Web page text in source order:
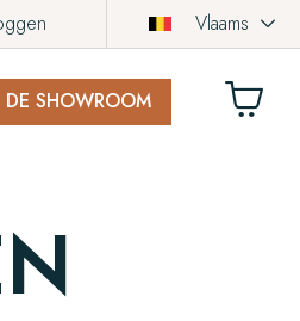
Vlaams
DE SHOWROOM